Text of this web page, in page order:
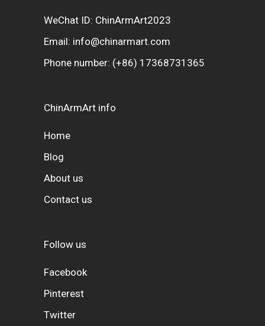
WeChat ID: ChinArmArt2023
Email: info@chinarmart.com
Phone number: (+86) 17368731365
ChinArmArt info
Home
Blog
About us
Contact us
Follow us
Facebook
Pinterest
Twitter